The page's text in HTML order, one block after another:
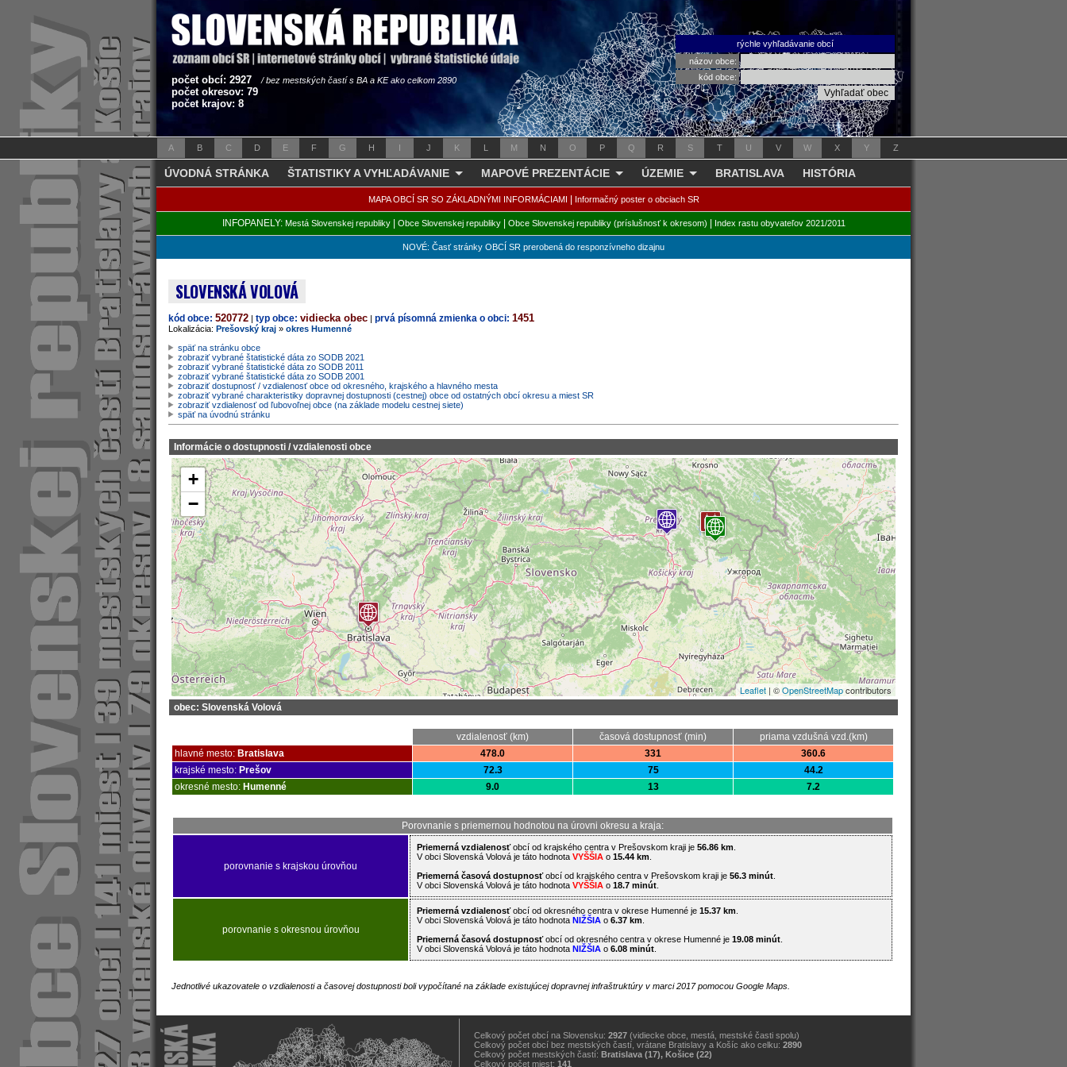
počet obcí: 2927 / bez mestských častí s BA a KE ako celkom 2890
počet okresov: 79
počet krajov: 8
rýchle vyhľadávanie obcí
názov obce:
kód obce:
A B C D E F G H I J K L M N O P Q R S T U V W X Y Z
ÚVODNÁ STRÁNKA ŠTATISTIKY A VYHĽADÁVANIE MAPOVÉ PREZENTÁCIE ÚZEMIE BRATISLAVA HISTÓRIA
MAPA OBCÍ SR SO ZÁKLADNÝMI INFORMÁCIAMI Informačný poster o obciach SR
INFOPANELY: Mestá Slovenskej republiky| Obce Slovenskej republiky| Obce Slovenskej republiky (príslušnosť k okresom) Index rastu obyvateľov 2021/2011
NOVÉ: Časť stránky OBCÍ SR prerobená do responzívneho dizajnu
SLOVENSKÁ VOLOVÁ
kód obce: 520772 | typ obce: vidiecka obec | prvá písomná zmienka o obci: 1451
Lokalizácia: Prešovský kraj » okres Humenné
späť na stránku obce
zobraziť vybrané štatistické dáta zo SODB 2021
zobraziť vybrané štatistické dáta zo SODB 2011
zobraziť vybrané štatistické dáta zo SODB 2001
zobraziť dostupnosť / vzdialenosť obce od okresného, krajského a hlavného mesta
zobraziť vybrané charakteristiky dopravnej dostupnosti (cestnej) obce od ostatných obcí okresu a miest SR
zobraziť vzdialenosť od ľubovoľnej obce (na základe modelu cestnej siete)
späť na úvodnú stránku
Informácie o dostupnosti / vzdialenosti obce
+
−
Leaflet | ©OpenStreetMapcontributors
obec: Slovenská Volová
vzdialenosť (km) časová dostupnosť (min)
priama vzdušná vzd.(km)
hlavné mesto: Bratislava 478.0 331
360.6
krajské mesto: Prešov 72.3 75
44.2
okresné mesto: Humenné 9.0 13 7.2
Porovnanie s priemernou hodnotou na úrovni okresu a kraja:
porovnanie s krajskou úrovňou
Priemerná vzdialenosťobcí od krajského centra v Prešovskom kraji je 56.86 km
V obci Slovenská Volová je táto hodnota VYŠŠIA o 15.44 km
Priemerná časová dostupnosťobcí od krajského centra v Prešovskom kraji je 56.3 minút
V obci Slovenská Volová je táto hodnota VYŠŠIA o 18.7 minút
porovnanie s okresnou úrovňou
Priemerná vzdialenosťobcí od okresného centra v okrese Humenné je 15.37 km
V obci Slovenská Volová je táto hodnota NIŽŠIA o 6.37 km
Priemerná časová dostupnosťobcí od okresného centra v okrese Humenné je 19.08 minút
V obci Slovenská Volová je táto hodnota NIŽŠIA o 6.08 minút
Jednotlivé ukazovatele o vzdialenosti a časovej dostupnosti boli vypočítané na základe existujúcej dopravnej infraštruktúry v marci 2017 pomocou Google Maps.
Celkový počet obcí na Slovensku: 2927 (vidiecke obce, mestá, mestské časti spolu)
Celkový počet obcí bez mestských častí, vrátane Bratislavy a Košíc ako celku: 2890
Celkový počet mestských častí: Bratislava (17), Košice (22)
Celkový počet miest: 141